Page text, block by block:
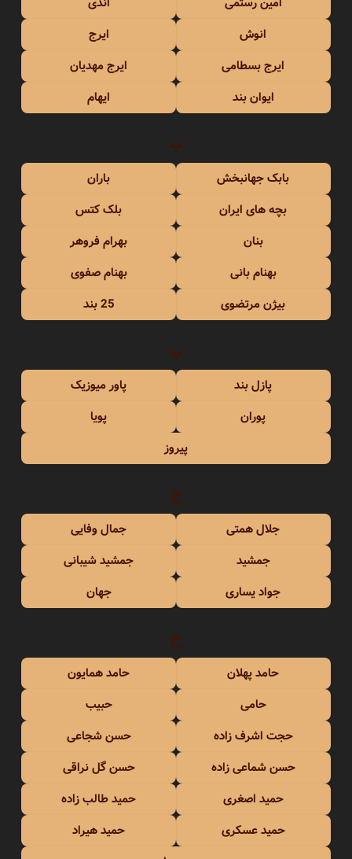
انوش
ایرج
ایرج بسطامی
ایرج مهدیان
ایوان بند
ایهام
ب
بابک جهانبخش
باران
بچه های ایران
بلک کتس
بنان
بهرام فروهر
بهنام بانی
بهنام صفوی
بیژن مرتضوی
25 بند
پ
پازل بند
پاور میوزیک
پوران
پویا
پیروز
ج
جلال همتی
جمال وفایی
جمشید
جمشید شیبانی
جواد یساری
جهان
ح
حامد پهلان
حامد همایون
حامی
حبیب
حجت اشرف زاده
حسن شجاعی
حسن شماعی زاده
حسن گل نراقی
حمید اصغری
حمید طالب زاده
حمید عسکری
حمید هیراد